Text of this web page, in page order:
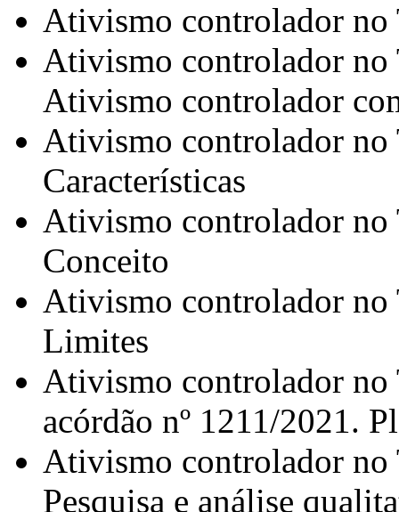
Ativismo controlador no
Ativismo controlador no
Ativismo controlador
Ativismo controlador no
Características
Ativismo controlador no
Conceito
Ativismo controlador no
Limites
Ativismo controlador no
acórdão nº 1211/2021.
Ativismo controlador no
Pesquisa e análise